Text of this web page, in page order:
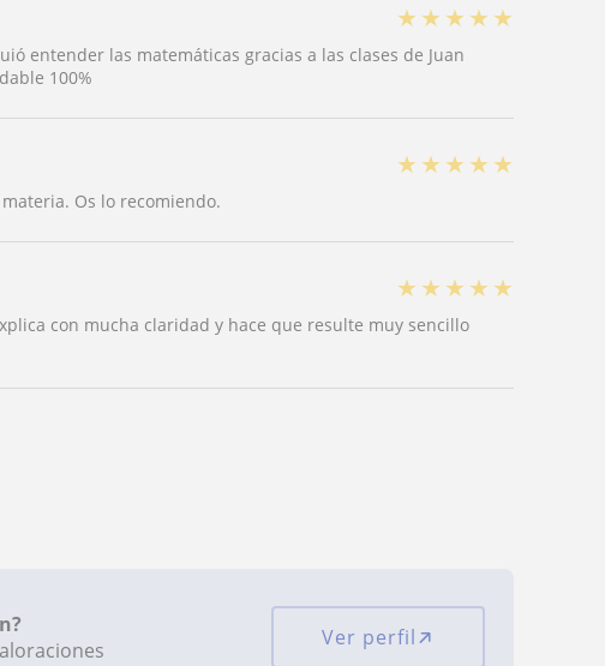
★ ★ ★ ★ ★
entender las matemáticas gracias a las clases de Juan
100%
★ ★ ★ ★ ★
Os lo recomiendo.
★ ★ ★ ★ ★
con mucha claridad y hace que resulte muy sencillo
Ver perfil